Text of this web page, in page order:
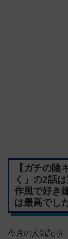
【ガチの陰
く」の2話
作風で好き
は最高でし
今月の人気記事